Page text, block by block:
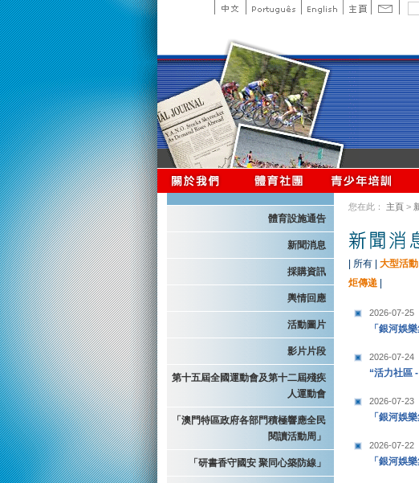
體育設施通告
新聞消息
採購資訊
輿情回應
活動圖片
影片片段
第十五屆全國運動會及第十二屆殘疾
人運動會
「澳門特區政府各部門積極響應全民
閱讀活動周」
「研書香守國安 聚同心築防線」
您在此： 主頁 >
所有 大型活動
炬傳递
2026-07-25
「銀河娛
2026-07-24
“活力社區
2026-07-23
「銀河娛
2026-07-22
「銀河娛